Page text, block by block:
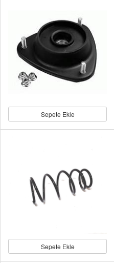
Sepete Ekle
Sepete Ekle